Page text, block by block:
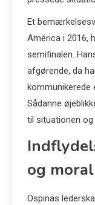
Et
América i 2016,
semifinalen.
afgørende, da
kommunikerede
Sådanne
til situationen
og moral
Ospinas